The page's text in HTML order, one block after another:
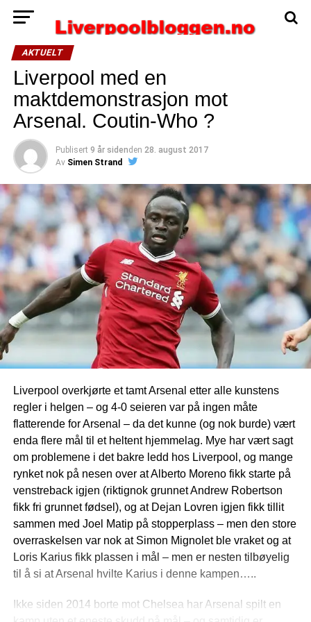
AKTUELT
Liverpool med en
maktdemonstrasjon mot
Arsenal. Coutin-Who ?
Publisert 9 år sidenden 28. august 2017
Av Simen Strand
Liverpool overkjørte et tamt Arsenal etter alle kunstens
regler i helgen – og 4-0 seieren var på ingen måte
flatterende for Arsenal – da det kunne (og nok burde) vært
enda flere mål til et heltent hjemmelag. Mye har vært sagt
om problemene i det bakre ledd hos Liverpool, og mange
rynket nok på nesen over at Alberto Moreno fikk starte på
venstreback igjen (riktignok grunnet Andrew Robertson
fikk fri grunnet fødsel), og at Dejan Lovren igjen fikk tillit
sammen med Joel Matip på stopperplass – men den store
overraskelsen var nok at Simon Mignolet ble vraket og at
Loris Karius fikk plassen i mål – men er nesten tilbøyelig
til å si at Arsenal hvilte Karius i denne kampen…..
Ikke siden 2014 borte mot Chelsea har Arsenal spilt en